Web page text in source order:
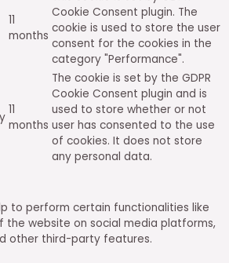
11
months
Cookie Consent plugin. The
cookie is used to store the user
consent for the cookies in the
category "Performance".
11
months
The cookie is set by the GDPR
Cookie Consent plugin and is
used to store whether or not
user has consented to the use
of cookies. It does not store
any personal data.
to perform certain functionalities like
the website on social media platforms,
other third-party features.